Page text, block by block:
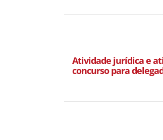
Atividade jurídica e
concurso para